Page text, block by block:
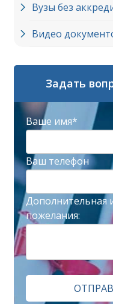
Вузы без
Видео
Задать
Ваше имя*
Ваш телефон
Дополнительная
пожелания: